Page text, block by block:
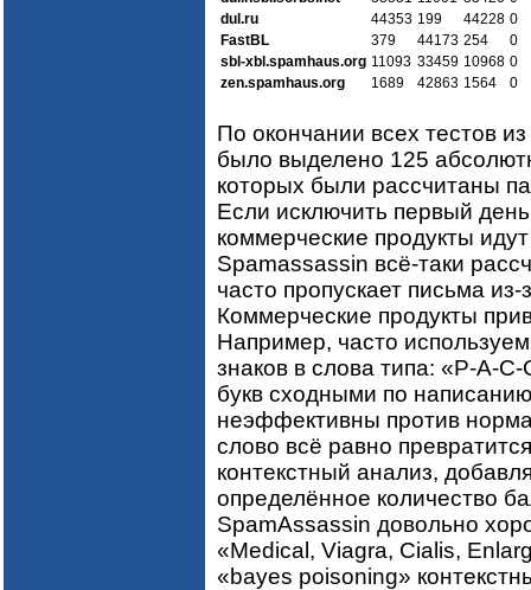
dul.ru
44353 199 44228 0
FastBL
379 44173 254
0
sbl-xbl.spamhaus.org 11093 33459 10968 0
zen.spamhaus.org
1689 42863 1564 0
По окончании всех тестов
было выделено 125
которых были рассчитаны
Если исключить первый
коммерческие продукты
Spamassassin всё-таки
часто пропускает письма
Коммерческие продукты
Например, часто
знаков в слова типа: «Р-А-
букв сходными по
неэффективны против
слово всё равно
контекстный анализ,
определённое количество
SpamAssassin довольно
«Medical, Viagra, Cialis,
«bayes poisoning»